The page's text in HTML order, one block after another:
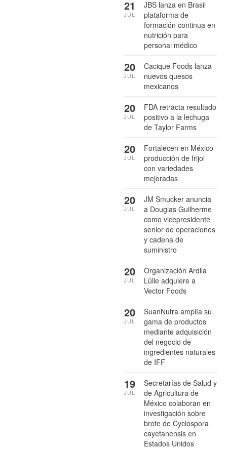
JBS lanza en Brasil
plataforma de
formación continua en
nutrición para
personal médico
21
JUL
Cacique Foods lanza
nuevos quesos
mexicanos
20
JUL
FDA retracta resultado
positivo a la lechuga
de Taylor Farms
20
JUL
Fortalecen en México
producción de frijol
con variedades
mejoradas
20
JUL
JM Smucker anuncia
a Douglas Guilherme
como vicepresidente
senior de operaciones
y cadena de
suministro
20
JUL
Organización Ardila
Lülle adquiere a
Vector Foods
20
JUL
SuanNutra amplía su
gama de productos
mediante adquisición
del negocio de
ingredientes naturales
de IFF
20
JUL
Secretarías de Salud y
de Agricultura de
México colaboran en
investigación sobre
brote de Cyclospora
cayetanensis en
Estados Unidos
19
JUL